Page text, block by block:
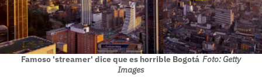
Famoso 'streamer' dice que es horrible Bogotá Foto: Getty
Images